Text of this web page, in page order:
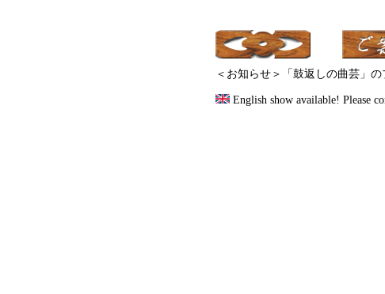
＜お知らせ＞「鼓返しの曲芸」
English show available! Please